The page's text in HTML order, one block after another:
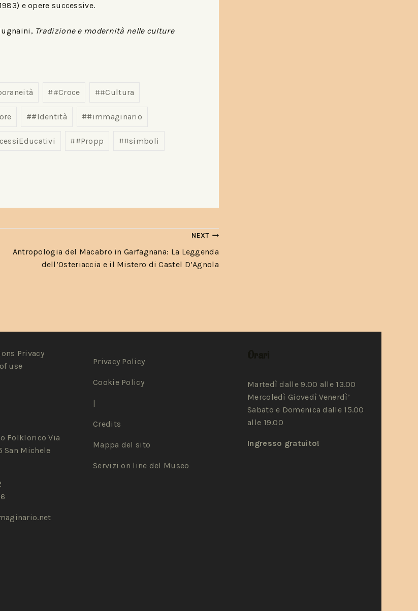
e opere successive.
Tradizione e modernità nelle culture
##Croce ##Cultura
##Identità ##immaginario
##Propp ##simboli
NEXT
Antropologia del Macabro in Garfagnana: La Leggenda
dell’Osteriaccia e il Mistero di Castel D’Agnola
Privacy
use
Folklorico Via
San Michele
Privacy Policy
Cookie Policy
Credits
Mappa del sito
Servizi on line del Museo
Martedì dalle 9.00 alle 13.00
Mercoledì Giovedì Venerdì’
Sabato e Domenica dalle 15.00
alle 19.00
Ingresso gratuito!